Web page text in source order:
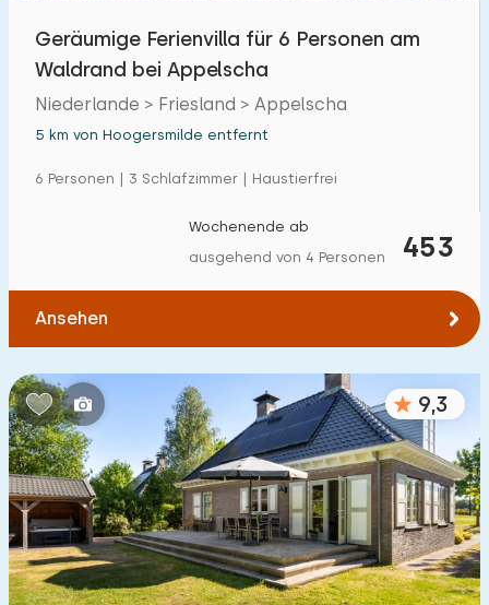
Im Ferienpark
Einfamilienhaus
Hausboot
Kinderfreundlich
Kindermöbel
Eingezäunter Garten 3
Spielgeräte im Garten 3
Hallenbad 1
Geräumige Ferienvilla für 6 Personen am
Waldrand bei Appelscha
Niederlande > Friesland > Appelscha
5 km von Hoogersmilde entfernt
6 Personen | 3 Schlafzimmer | Haustierfrei
453
Wochenende ab
ausgehend von 4 Personen
Ansehen
9,3